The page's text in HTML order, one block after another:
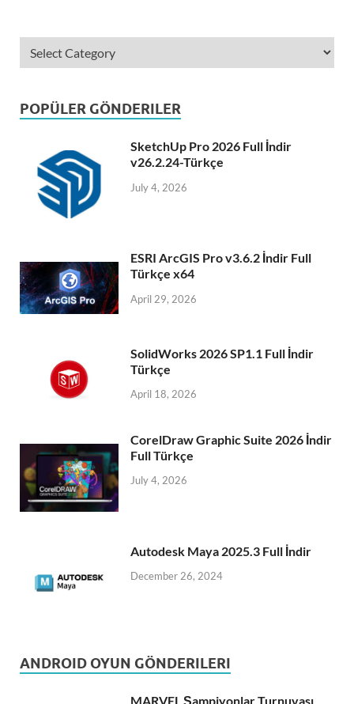
POPÜLER GÖNDERILER
SketchUp Pro 2026 Full İndir
v26.2.24-Türkçe
July 4, 2026
ESRI ArcGIS Pro v3.6.2 İndir Full
Türkçe x64
April 29, 2026
SolidWorks 2026 SP1.1 Full İndir
Türkçe
April 18, 2026
CorelDraw Graphic Suite 2026 İndir
Full Türkçe
July 4, 2026
Autodesk Maya 2025.3 Full İndir
December 26, 2024
ANDROID OYUN GÖNDERILERI
MARVEL Şampiyonlar Turnuvası